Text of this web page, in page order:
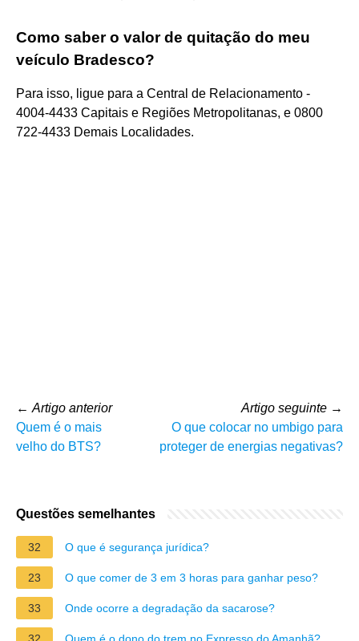
Como saber o valor de quitação do meu
veículo Bradesco?
Para isso, ligue para a Central de Relacionamento -
4004-4433 Capitais e Regiões Metropolitanas, e 0800
722-4433 Demais Localidades.
← Artigo anterior
Quem é o mais
velho do BTS?
Artigo seguinte →
O que colocar no umbigo para
proteger de energias negativas?
Questões semelhantes
32 O que é segurança jurídica?
23 O que comer de 3 em 3 horas para ganhar peso?
33 Onde ocorre a degradação da sacarose?
32 Quem é o dono do trem no Expresso do Amanhã?